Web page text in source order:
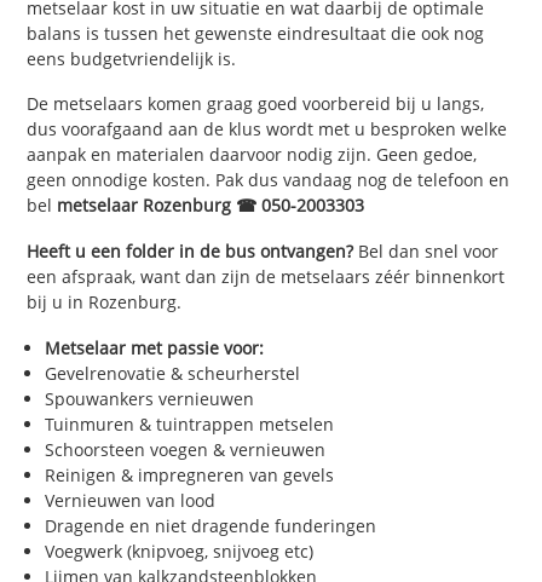
metselaar kost in uw situatie en wat daarbij de optimale
balans is tussen het gewenste eindresultaat die ook nog
eens budgetvriendelijk is.
De metselaars komen graag goed voorbereid bij u langs,
dus voorafgaand aan de klus wordt met u besproken welke
aanpak en materialen daarvoor nodig zijn. Geen gedoe,
geen onnodige kosten. Pak dus vandaag nog de telefoon en
bel metselaar Rozenburg ☎ 050-2003303
Heeft u een folder in de bus ontvangen?Bel dan snel voor
een afspraak, want dan zijn de metselaars zéér binnenkort
bij u in Rozenburg.
Metselaar met passie voor:
Gevelrenovatie & scheurherstel
Spouwankers vernieuwen
Tuinmuren & tuintrappen metselen
Schoorsteen voegen & vernieuwen
Reinigen & impregneren van gevels
Vernieuwen van lood
Dragende en niet dragende funderingen
Voegwerk (knipvoeg, snijvoeg etc)
Lijmen van kalkzandsteenblokken